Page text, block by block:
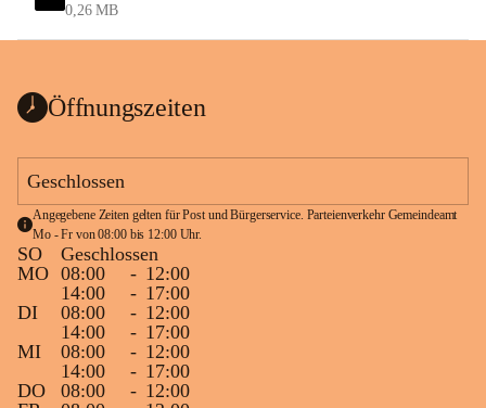
0,26 MB
Öffnungszeiten
Geschlossen
Angegebene Zeiten gelten für Post und Bürgerservice. Parteienverkehr Gemeindeamt
Mo - Fr von 08:00 bis 12:00 Uhr.
SO
Geschlossen
MO 08:00 - 12:00
14:00
- 17:00
DI
08:00 - 12:00
14:00
- 17:00
MI
08:00 - 12:00
14:00
- 17:00
DO
08:00 - 12:00